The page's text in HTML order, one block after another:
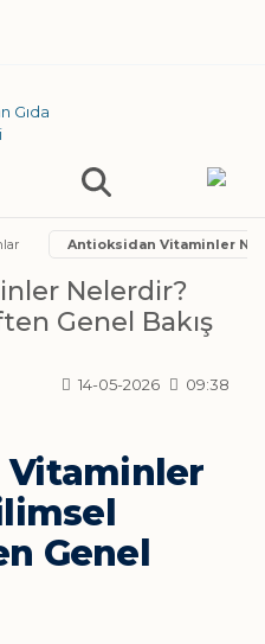
Antioksidan Vitaminler
Nelerdir?
Genel Bakış
14-05-2026 09:38
Genel